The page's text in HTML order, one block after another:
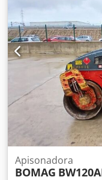
problema a
resultados de
sector en obras
construcción de
carreteras o
compactador de
15.990 kg. y una
PRECIO A
Diámetro de
250 l Cedpfx Apozi
Apisonadora
BOMAG